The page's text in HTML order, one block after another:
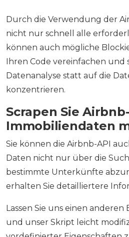
Durch die Verwendung der
nicht nur schnell alle
können auch mögliche
Ihren Code vereinfachen und
Datenanalyse statt auf die
konzentrieren.
Scrapen Sie Airbnb-
Immobiliendaten
Sie können die Airbnb-API
Daten nicht nur über die
bestimmte Unterkünfte
erhalten Sie detailliertere
Lassen Sie uns einen
und unser Skript leicht